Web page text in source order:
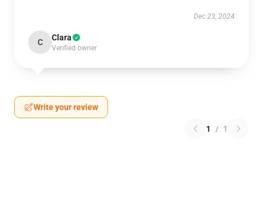
Dec 23, 2024
C Clara
Verified owner
Write your review
1 / 1